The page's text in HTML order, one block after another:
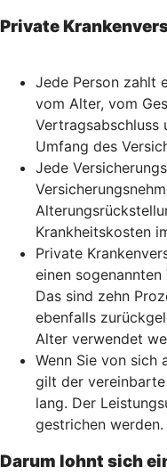
Private
Jede Person zahlt
vom Alter, vom
Vertragsabschluss
Umfang des
Jede
Krankheitskosten
Private
einen
Das sind zehn
ebenfalls
Alter verwendet
Wenn Sie von sich
gilt der
lang. Der
gestrichen werden.
Darum lohnt sich